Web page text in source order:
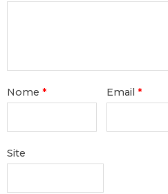
Nome * Email*
Site